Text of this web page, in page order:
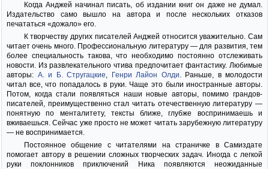
Когда Анджей начинал писать, об издании книг он даже не думал.
Издательство само вышло на автора и после нескольких отказов
печататься «дожало» его.
К творчеству других писателей Анджей относится уважительно. Сам
читает очень много. Профессиональную литературу — для развития, тем
более специальность такова, что необходимо постоянно отслеживать
новости. Из развлекательного чтива предпочитает фантастику. Любимые
авторы: А. и Б. Стругацкие, Генри Лайон Олди. Раньше, в молодости
читал все, что попадалось в руки. Чаще это были иностранные авторы.
Потом, когда стали появляться наши новые авторы, помимо грандов-
писателей, преимущественно стал читать отечественную литературу —
понятную по менталитету, тексты ближе, глубже воспринимаешь и
вживаешься. Сейчас уже просто не может читать зарубежную литературу
— не воспринимается.
Постоянное общение с читателями на страничке в Самиздате
помогает автору в решении сложных творческих задач. Иногда с легкой
руки поклонников приключений Ника появляются неожиданные